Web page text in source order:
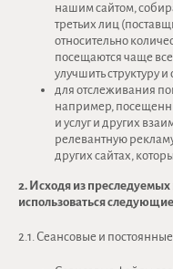
нашим сайтом,
третьих лиц
относительно
посещаются чаще
улучшить структуру
для отслеживания
например,
и услуг и других
релевантную
других сайтах,
2. Исходя из
использоваться
2.1. Сеансовые и